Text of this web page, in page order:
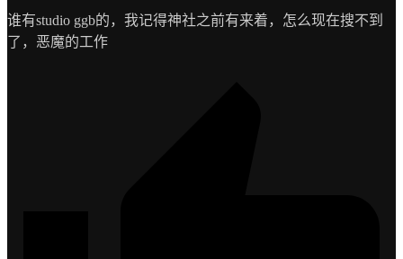
谁有studio ggb的，我记得神社之前有来着，怎么现在搜不到
了，恶魔的工作